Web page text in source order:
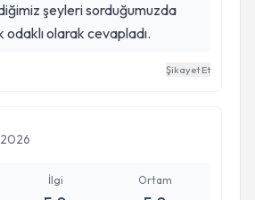
şeyleri sorduğumuzda
olarak cevapladı.
Şikayet Et
İlgi Ortam